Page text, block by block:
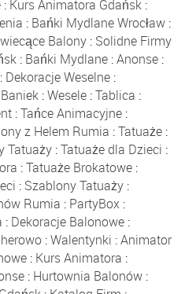
: Kurs Animatora Gdańsk :
: Bańki Mydlane Wrocław:
Balony: Solidne Firmy
: Bańki Mydlane:Anonse:
: Dekoracje Weselne :
:Wesele:Tablica :
:Tańce Animacyjne :
z Helem Rumia :Tatuaże:
Tatuaży:Tatuaże dla Dzieci :
:Tatuaże Brokatowe:
: Szablony Tatuaży :
Rumia : PartyBox:
: Dekoracje Balonowe :
:Walentynki :Animator
: Kurs Animatora :
: Hurtownia Balonów :